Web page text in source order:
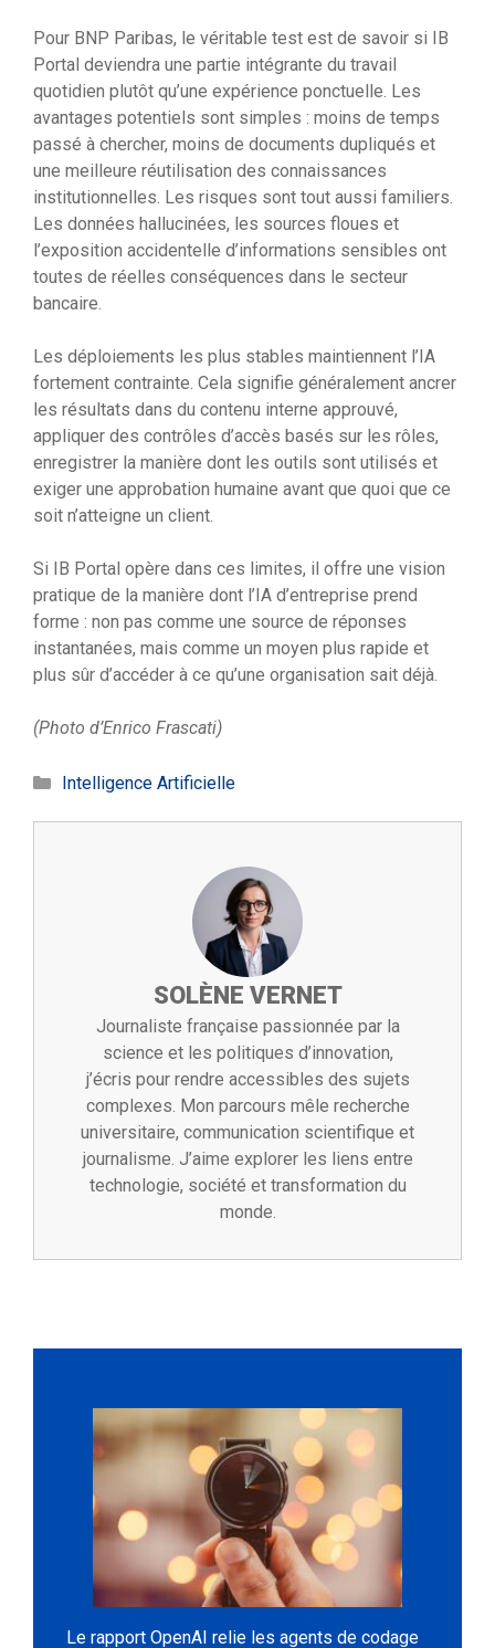
Pour BNP Paribas, le véritable test est de savoir si IB
Portal deviendra une partie intégrante du travail
quotidien plutôt qu’une expérience ponctuelle. Les
avantages potentiels sont simples : moins de temps
passé à chercher, moins de documents dupliqués et
une meilleure réutilisation des connaissances
institutionnelles. Les risques sont tout aussi familiers.
Les données hallucinées, les sources floues et
l’exposition accidentelle d’informations sensibles ont
toutes de réelles conséquences dans le secteur
bancaire.
Les déploiements les plus stables maintiennent l’IA
fortement contrainte. Cela signifie généralement ancrer
les résultats dans du contenu interne approuvé,
appliquer des contrôles d’accès basés sur les rôles,
enregistrer la manière dont les outils sont utilisés et
exiger une approbation humaine avant que quoi que ce
soit n’atteigne un client.
Si IB Portal opère dans ces limites, il offre une vision
pratique de la manière dont l’IA d’entreprise prend
forme : non pas comme une source de réponses
instantanées, mais comme un moyen plus rapide et
plus sûr d’accéder à ce qu’une organisation sait déjà.
(Photo d’Enrico Frascati)
Catégories
Intelligence Artificielle
SOLÈNE VERNET
Journaliste française passionnée par la
science et les politiques d’innovation,
j’écris pour rendre accessibles des sujets
complexes. Mon parcours mêle recherche
universitaire, communication scientifique et
journalisme. J’aime explorer les liens entre
technologie, société et transformation du
monde.
Le rapport OpenAI relie les agents de codage